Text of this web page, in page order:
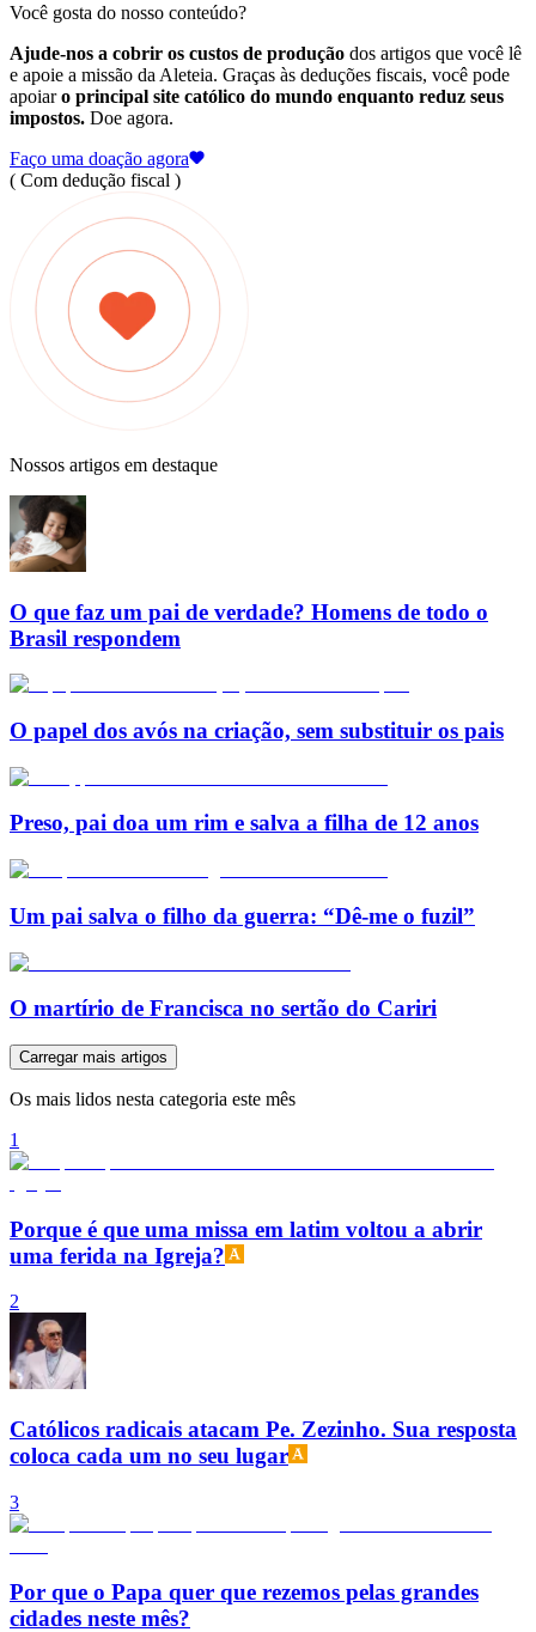
Você gosta do nosso conteúdo?
Ajude-nos a cobrir os custos de produção dos artigos que você lê
e apoie a missão da Aleteia. Graças às deduções fiscais, você pode
apoiaro principal site católico do mundo enquanto reduz seus
impostos. Doe agora.
Faço uma doação agora
( Com dedução fiscal )
Nossos artigos em destaque
O que faz um pai de verdade? Homens de todo o
Brasil respondem
O papel dos avós na criação, sem substituir os pais
Preso, pai doa um rim e salva a filha de 12 anos
Um pai salva o filho da guerra: “Dê-me o fuzil”
O martírio de Francisca no sertão do Cariri
Carregar mais artigos
Os mais lidos nesta categoria este mês
1
Porque é que uma missa em latim voltou a abrir
uma ferida na Igreja?
2
Católicos radicais atacam Pe. Zezinho. Sua resposta
coloca cada um no seu lugar
3
Por que o Papa quer que rezemos pelas grandes
cidades neste mês?